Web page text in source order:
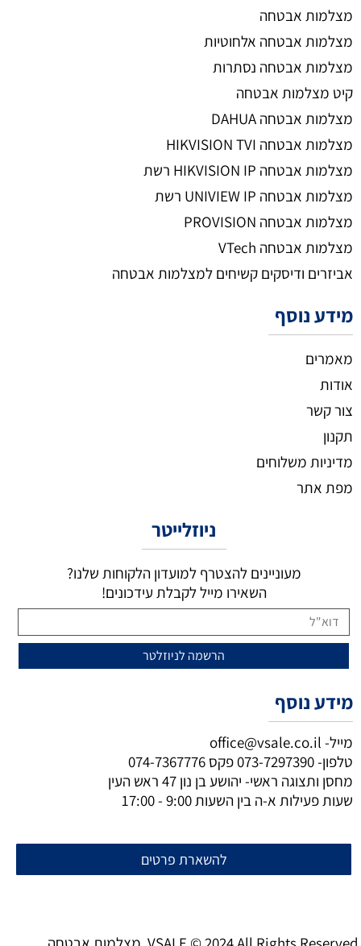
מצלמות אבטחה
מצלמות אבטחה אלחוטיות
מצלמות אבטחה נסתרות
קיט מצלמות אבטחה
מצלמות אבטחה DAHUA
מצלמות אבטחה HIKVISION TVI
מצלמות אבטחה HIKVISION IP רשת
מצלמות אבטחה UNIVIEW IP רשת
מצלמות אבטחה PROVISION
מצלמות אבטחה VTech
אביזרים ודיסקים קשיחים למצלמות אבטחה
מידע נוסף
מאמרים
אודות
צור קשר
תקנון
מדיניות משלוחים
מפת אתר
ניוזלייטר
מעוניינים להצטרף למועדון הלקוחות שלנו?
השאירו מייל לקבלת עידכונים!
מידע נוסף
מייל- office@vsale.co.il
טלפון-073-7297390פקס 074-7367776
מחסן ותצוגה ראשי- יהושע בן נון 47 ראש העין
שעות פעילות א-ה בין השעות 9:00 - 17:00
להשארת פרטים